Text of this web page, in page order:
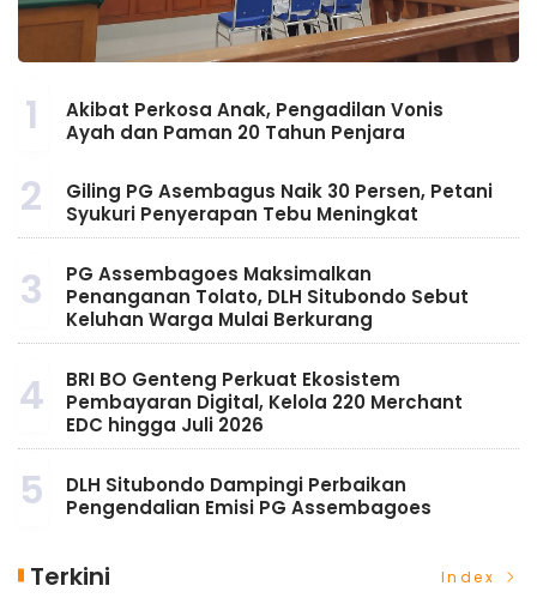
1
Akibat Perkosa Anak, Pengadilan Vonis
Ayah dan Paman 20 Tahun Penjara
2
Giling PG Asembagus Naik 30 Persen, Petani
Syukuri Penyerapan Tebu Meningkat
3
PG Assembagoes Maksimalkan
Penanganan Tolato, DLH Situbondo Sebut
Keluhan Warga Mulai Berkurang
4
BRI BO Genteng Perkuat Ekosistem
Pembayaran Digital, Kelola 220 Merchant
EDC hingga Juli 2026
5
DLH Situbondo Dampingi Perbaikan
Pengendalian Emisi PG Assembagoes
Terkini Index